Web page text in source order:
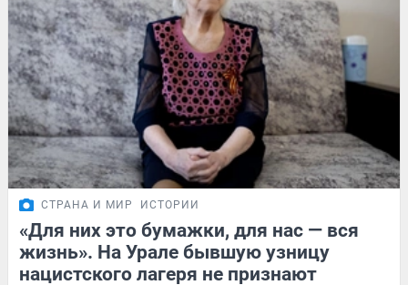
СТРАНА И МИР ИСТОРИИ
«Для них это бумажки, для нас — вся
жизнь». На Урале бывшую узницу
нацистского лагеря не признают